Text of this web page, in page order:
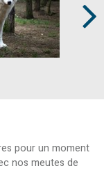
pour un moment
nos meutes de